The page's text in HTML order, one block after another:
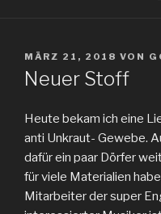
VERÖFFENTLICHT
AM
MÄRZ 21, 2018 VON
Neuer Stoff
Heute bekam ich eine
anti Unkraut- Gewebe.
dafür ein paar Dörfer
für viele Materialien
Mitarbeiter der super